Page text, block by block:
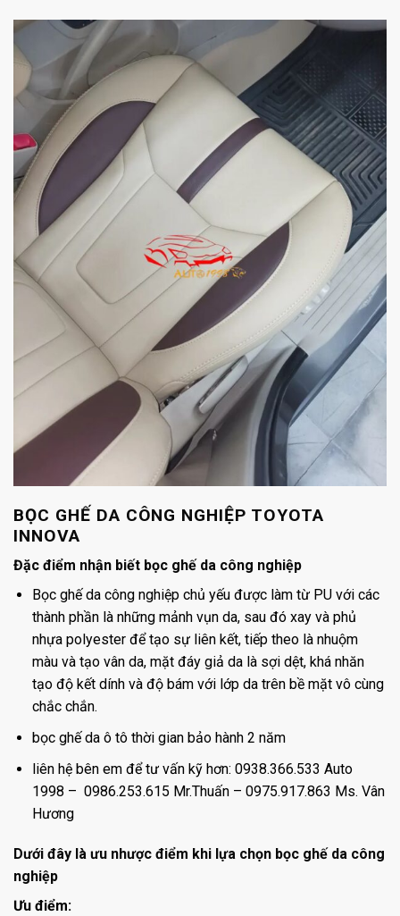
BỌC GHẾ DA CÔNG NGHIỆP TOYOTA
INNOVA
Đặc điểm nhận biết bọc ghế da công nghiệp
Bọc ghế da công nghiệp chủ yếu được làm từ PU với các
thành phần là những mảnh vụn da, sau đó xay và phủ
nhựa polyester để tạo sự liên kết, tiếp theo là nhuộm
màu và tạo vân da, mặt đáy giả da là sợi dệt, khá nhăn
tạo độ kết dính và độ bám với lớp da trên bề mặt vô cùng
chắc chắn.
bọc ghế da ô tô thời gian bảo hành 2 năm
liên hệ bên em để tư vấn kỹ hơn: 0938.366.533 Auto
1998 – 0986.253.615 Mr.Thuấn – 0975.917.863 Ms. Vân
Hương
Dưới đây là ưu nhược điểm khi lựa chọn bọc ghế da công
nghiệp
Ưu điểm: